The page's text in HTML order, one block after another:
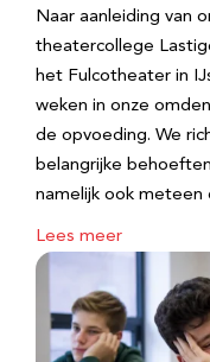
Naar aanleiding van
theatercollege
het Fulcotheater in
weken in onze
de opvoeding. We
belangrijke
namelijk ook
Lees meer